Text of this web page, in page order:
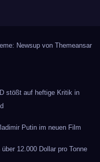
Newsup von Themeansar
stößt auf heftige Kritik in
Putin im neuen Film
12.000 Dollar pro Tonne